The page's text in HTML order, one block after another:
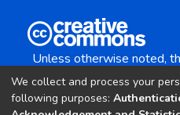
Unless otherwise noted,
Creative Commons
We collect and process your
following purposes: